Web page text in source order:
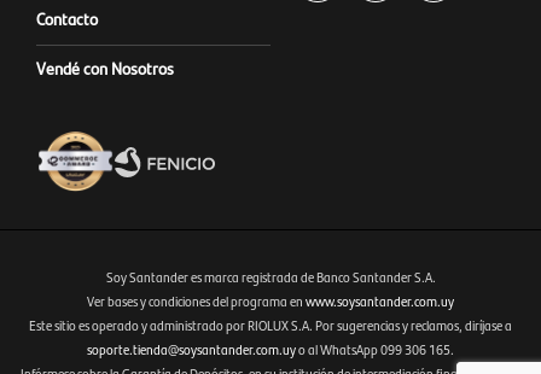
Contacto
Vendé con Nosotros
Fenicio eCommerce Uruguay
Soy Santander es marca registrada de Banco Santander S.A.
Ver bases y condiciones del programa en www.soysantander.com.uy
Este sitio es operado y administrado por RIOLUX S.A. Por sugerencias y reclamos, diríjase a
soporte.tienda@soysantander.com.uyo al WhatsApp 099 306 165.